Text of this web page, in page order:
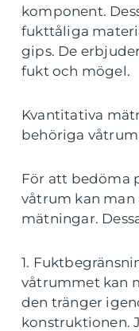
komponent.
fukttåliga
gips. De
fukt och mögel.
Kvantitativa
behöriga våtrum
För att bedöma
våtrum kan
mätningar.
1.
våtrummet kan
den tränger
konstruktionen.